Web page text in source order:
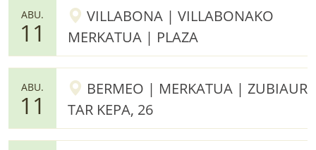
ABU.
11
VILLABONA | VILLABONAKO
MERKATUA | PLAZA
ABU.
11
BERMEO | MERKATUA | ZUBIAUR
TAR KEPA, 26